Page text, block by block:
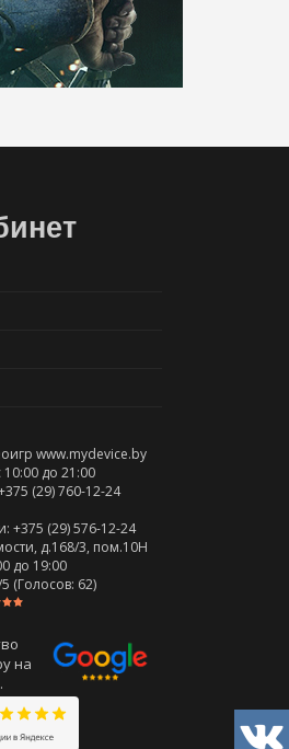
www.mydevice.by
10:00 до 21:00
(29) 760-12-24
+375 (29) 576-12-24
д.168/3, пом.10Н
до 19:00
(Голосов: 62)